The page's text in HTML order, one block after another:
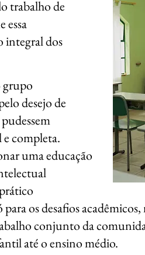
trabalho de
essa
integral dos
grupo
desejo de
e completa.
uma educação
os desafios
conjunto da
até o ensino médio.